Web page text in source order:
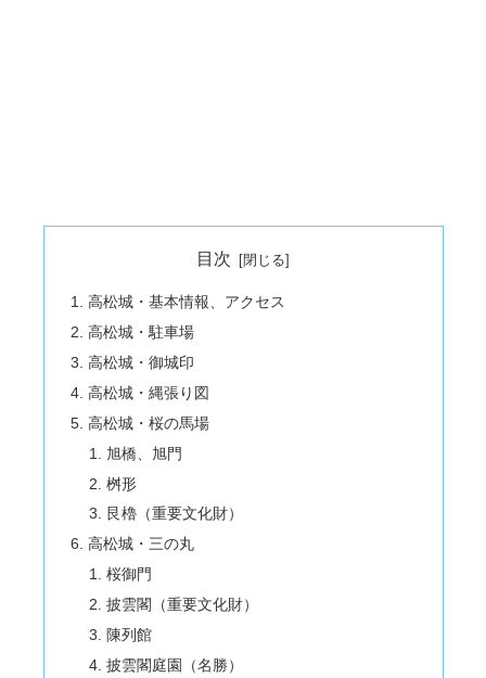
目次
高松城・基本情報、アクセス
高松城・駐車場
高松城・御城印
高松城・縄張り図
高松城・桜の馬場
旭橋、旭門
桝形
艮櫓（重要文化財）
高松城・三の丸
桜御門
披雲閣（重要文化財）
陳列館
披雲閣庭園（名勝）